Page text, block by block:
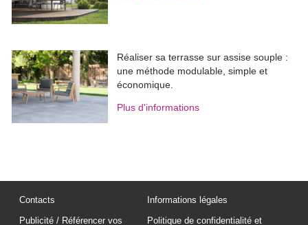
Réaliser sa terrasse sur assise souple :
une méthode modulable, simple et
économique.
Plus d'informations
Contacts
Publicité / Référencer vos
Informations légales
Politique de confidentialité et